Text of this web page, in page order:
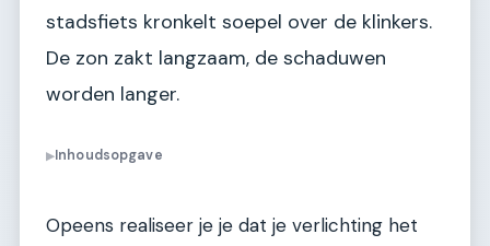
stadsfiets kronkelt soepel over de klinkers.
De zon zakt langzaam, de schaduwen
worden langer.
▶Inhoudsopgave
Opeens realiseer je je dat je verlichting het